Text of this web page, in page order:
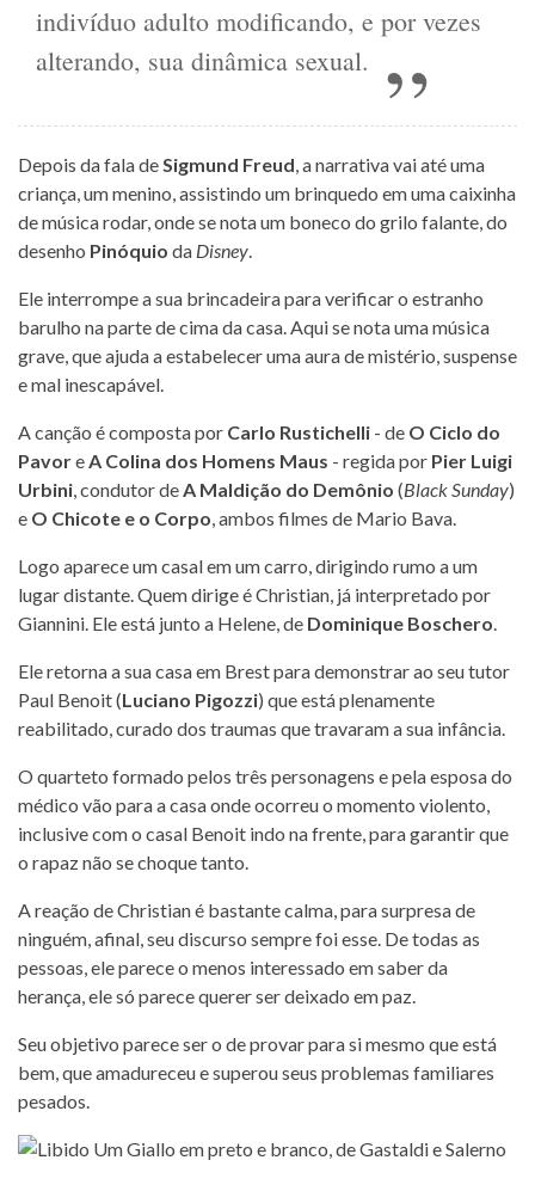
indivíduo adulto modificando, e por vezes
alterando, sua dinâmica sexual.
Depois da fala deSigmund Freud, a narrativa vai até uma
criança, um menino, assistindo um brinquedo em uma caixinha
de música rodar, onde se nota um boneco do grilo falante, do
desenho Pinóquio da Disney.
Ele interrompe a sua brincadeira para verificar o estranho
barulho na parte de cima da casa. Aqui se nota uma música
grave, que ajuda a estabelecer uma aura de mistério, suspense
e mal inescapável.
A canção é composta por Carlo Rustichelli - de O Ciclo do
PavoreA Colina dos Homens Maus - regida por Pier Luigi
Urbini, condutor deA Maldição do Demônio (Black Sunday)
e O Chicote e o Corpo, ambos filmes de Mario Bava.
Logo aparece um casal em um carro, dirigindo rumo a um
lugar distante. Quem dirige é Christian, já interpretado por
Giannini. Ele está junto a Helene, de Dominique Boschero.
Ele retorna a sua casa em Brest para demonstrar ao seu tutor
Paul Benoit (Luciano Pigozzi) que está plenamente
reabilitado, curado dos traumas que travaram a sua infância.
O quarteto formado pelos três personagens e pela esposa do
médico vão para a casa onde ocorreu o momento violento,
inclusive com o casal Benoit indo na frente, para garantir que
o rapaz não se choque tanto.
A reação de Christian é bastante calma, para surpresa de
ninguém, afinal, seu discurso sempre foi esse. De todas as
pessoas, ele parece o menos interessado em saber da
herança, ele só parece querer ser deixado em paz.
Seu objetivo parece ser o de provar para si mesmo que está
bem, que amadureceu e superou seus problemas familiares
pesados.